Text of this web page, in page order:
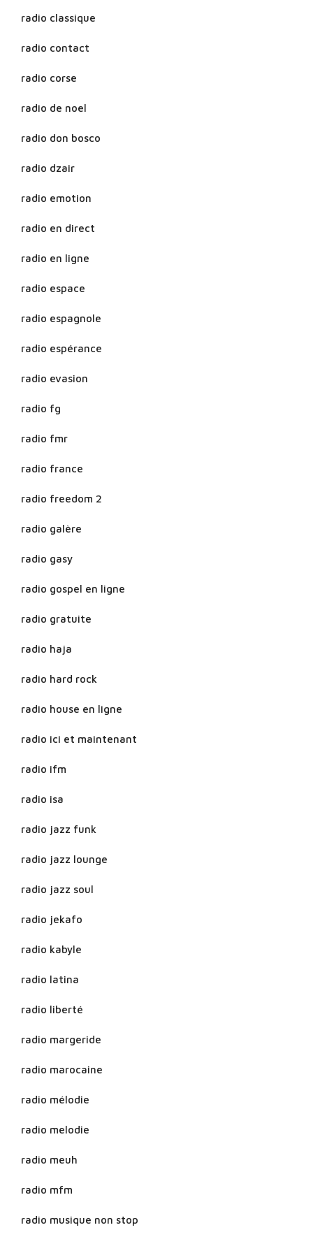
radio classique
radio contact
radio corse
radio de noel
radio don bosco
radio dzair
radio emotion
radio en direct
radio en ligne
radio espace
radio espagnole
radio espérance
radio evasion
radio fg
radio fmr
radio france
radio freedom 2
radio galère
radio gasy
radio gospel en ligne
radio gratuite
radio haja
radio hard rock
radio house en ligne
radio ici et maintenant
radio ifm
radio isa
radio jazz funk
radio jazz lounge
radio jazz soul
radio jekafo
radio kabyle
radio latina
radio liberté
radio margeride
radio marocaine
radio mélodie
radio melodie
radio meuh
radio mfm
radio musique non stop